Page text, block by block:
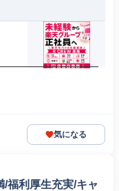
気になる
福利厚生充実/キャ